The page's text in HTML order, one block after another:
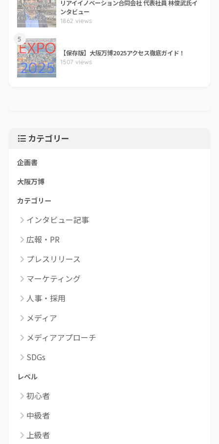
リアイイノベーション合同会社 代表社員 林俊武氏イ
ンタビュー
1862 views
5
【保存版】大阪万博2025アクセス徹底ガイド！
1507 views
カテゴリー
企画書
大阪万博
カテゴリー
インタビュー記事
広報・PR
プレスリリース
マーケティング
人事・採用
メディア
メディアアプローチ
SDGs
レベル
初心者
中級者
上級者